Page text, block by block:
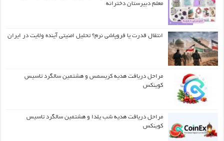
معلم دبیرستان دخترانه
انتقال قدرت یا فروپاشی نرم؟ تحلیل امنیتی آینده ولایت در ایران
مراحل دریافت هدیه کریسمس و هشتمین سالگرد تاسیس
کوینکس
مراحل دریافت هدیه شب یلدا و هشتمین سالگرد تاسیس
کوینکس